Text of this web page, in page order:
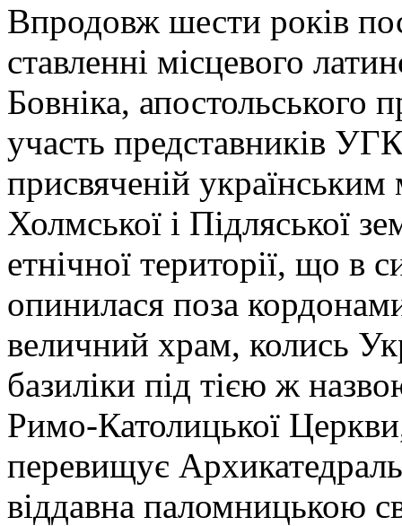
Впродовж шести років
ставленні місцевого
Бовніка, апостольського
участь представників
присвяченій
Холмської і Підляської
етнічної території, що в
опинилася поза
величний храм, колись
базиліки під тією ж
Римо-Католицької
перевищує
віддавна паломницькою